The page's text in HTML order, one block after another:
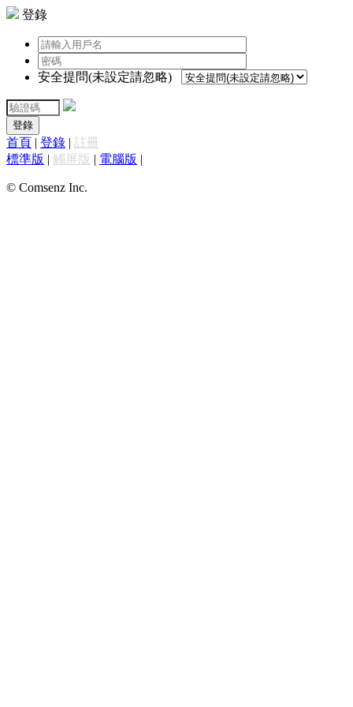
登錄
安全提問(未設定請忽略)
登錄
首頁 | 登錄 | 註冊
標準版 | 觸屏版 | 電腦版 |
© Comsenz Inc.